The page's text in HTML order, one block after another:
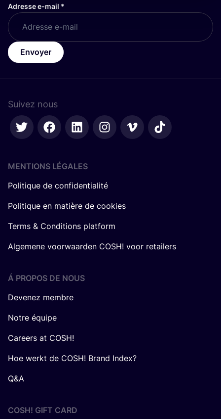
Adresse e-mail *
Envoyer
Suivez nous
MENTIONS LÉGALES
Politique de confidentialité
Politique en matière de cookies
Terms & Conditions platform
Algemene voorwaarden COSH! voor retailers
Á PROPOS DE NOUS
Devenez membre
Notre équipe
Careers at COSH!
Hoe werkt de COSH! Brand Index?
Q&A
COSH! GIFT CARD